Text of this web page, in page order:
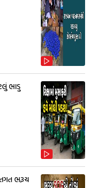
ભાડુ
ભરૂચ